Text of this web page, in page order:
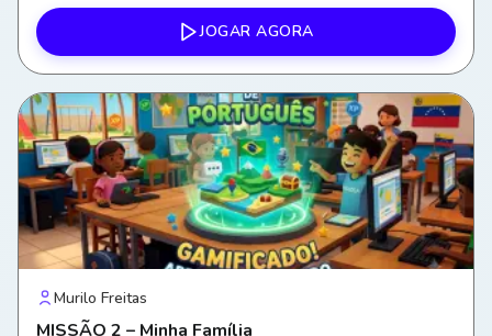
JOGAR AGORA
Murilo Freitas
MISSÃO 2 – Minha Família